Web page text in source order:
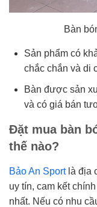
Bàn
Sản phẩm có
chắc chắn và di
Bàn được sản
và có giá bán
Đặt mua bàn
thế nào?
Bảo An Sportlà địa
uy tín, cam kết
nhất. Nếu có nhu